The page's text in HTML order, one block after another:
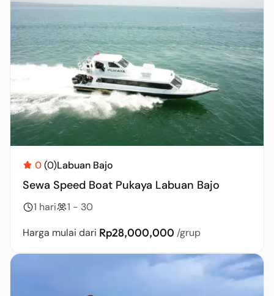
0(0)Labuan Bajo
Sewa Speed Boat Pukaya Labuan Bajo
1 hari
1 - 30
Harga mulai dari Rp28,000,000 /grup